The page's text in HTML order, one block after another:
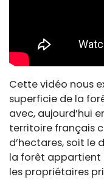
Cette vidéo nous
superficie de la
avec, aujourd’hui
territoire français
d’hectares, soit le
la forêt appartient
les propriétaires